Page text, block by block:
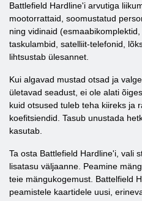
Battlefield Hardline'i arvutiga
mootorrattaid, soomustatud
ning vidinaid
taskulambid, satelliit-telefonid,
lihtsustab ülesannet.
Kui algavad mustad otsad ja
ületavad seadust, ei ole alati
kuid otsused tuleb teha kiireks ja
koefitsiendid. Tasub unustada
kasutab.
Ta osta Battlefield Hardline'i, vali
lisatasu väljaanne. Peamine
teie mängukogemust. Battelfield
peamistele kaartidele uusi,